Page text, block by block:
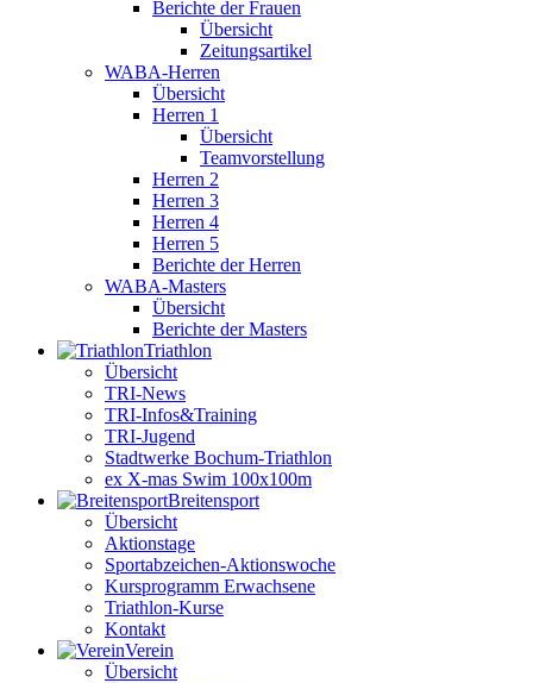
Berichte der Frauen
Übersicht
Zeitungsartikel
WABA-Herren
Übersicht
Herren 1
Übersicht
Teamvorstellung
Herren 2
Herren 3
Herren 4
Herren 5
Berichte der Herren
WABA-Masters
Übersicht
Berichte der Masters
Triathlon
Übersicht
TRI-News
TRI-Infos&Training
TRI-Jugend
Stadtwerke Bochum-Triathlon
ex X-mas Swim 100x100m
Breiten­sport
Übersicht
Aktionstage
Sportabzeichen-Aktionswoche
Kursprogramm Erwachsene
Triathlon-Kurse
Kontakt
Verein
Übersicht